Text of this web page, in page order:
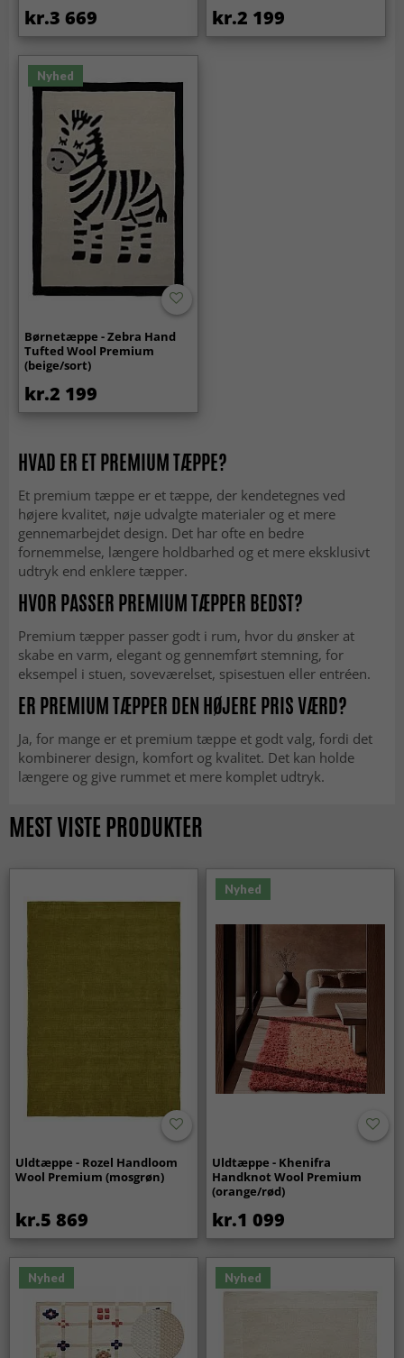
kr.3 669 kr.2 199
Nyhed
Børnetæppe - Zebra Hand
Tufted Wool Premium
(beige/sort)
kr.2 199
HVAD ER ET PREMIUM TÆPPE?
Et premium tæppe er et tæppe, der kendetegnes ved
højere kvalitet, nøje udvalgte materialer og et mere
gennemarbejdet design. Det har ofte en bedre
fornemmelse, længere holdbarhed og et mere eksklusivt
udtryk end enklere tæpper.
HVOR PASSER PREMIUM TÆPPER BEDST?
Premium tæpper passer godt i rum, hvor du ønsker at
skabe en varm, elegant og gennemført stemning, for
eksempel i stuen, soveværelset, spisestuen eller entréen.
ER PREMIUM TÆPPER DEN HØJERE PRIS VÆRD?
Ja, for mange er et premium tæppe et godt valg, fordi det
kombinerer design, komfort og kvalitet. Det kan holde
længere og give rummet et mere komplet udtryk.
MEST VISTE PRODUKTER
Uldtæppe - Rozel Handloom
Wool Premium (mosgrøn)
kr.5 869
Nyhed
Uldtæppe - Khenifra
Handknot Wool Premium
(orange/rød)
kr.1 099
Nyhed Nyhed